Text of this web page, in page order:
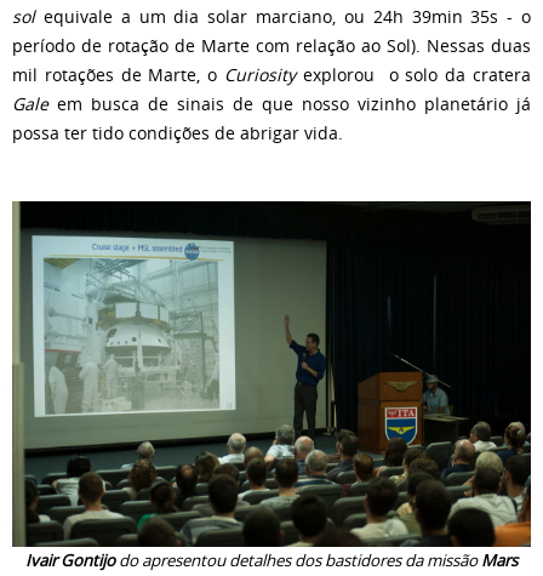
solequivale a um dia solar marciano, ou 24h 39min 35s - o
período de rotação de Marte com relação ao Sol). Nessas duas
mil rotações de Marte, o Curiosityexplorou o solo da cratera
Galeem busca de sinais de que nosso vizinho planetário já
possa ter tido condições de abrigar vida.
Ivair Gontijodo apresentou detalhes dos bastidores da missãoMars